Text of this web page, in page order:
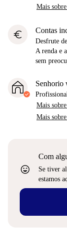
Mais
euro Contas
Desfrute
A renda e
sem
Mais
Mais
sentiment_very_satisfied
Com
Se tiver
estamos